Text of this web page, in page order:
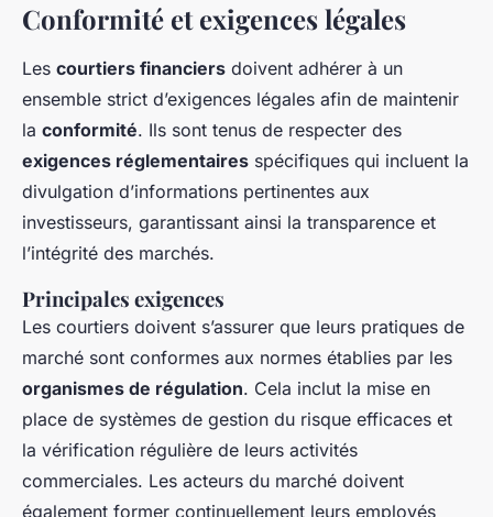
Conformité et exigences légales
Les courtiers financiers doivent adhérer à un
ensemble strict d’exigences légales afin de maintenir
la conformité. Ils sont tenus de respecter des
exigences réglementaires spécifiques qui incluent la
divulgation d’informations pertinentes aux
investisseurs, garantissant ainsi la transparence et
l’intégrité des marchés.
Principales exigences
Les courtiers doivent s’assurer que leurs pratiques de
marché sont conformes aux normes établies par les
organismes de régulation. Cela inclut la mise en
place de systèmes de gestion du risque efficaces et
la vérification régulière de leurs activités
commerciales. Les acteurs du marché doivent
également former continuellement leurs employés